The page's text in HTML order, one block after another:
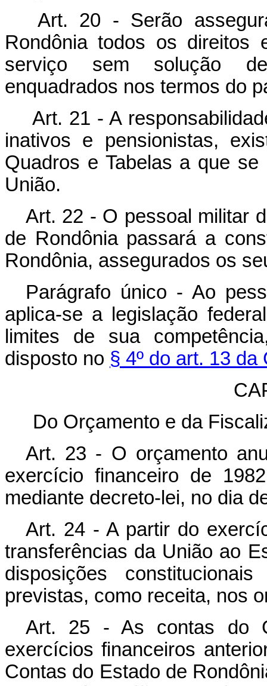
Art. 20 - Serão
Rondônia todos os direitos
serviço sem solução
enquadrados nos termos do
Art. 21 - A
inativos e pensionistas,
Quadros e Tabelas a que
União.
Art. 22 - O pessoal militar
de Rondônia passará a
Rondônia, assegurados os
Parágrafo único - Ao
aplica-se a legislação
limites de sua
disposto no § 4º do art. 13
Do Orçamento e da
Art. 23 - O orçamento
exercício financeiro de
mediante decreto-lei, no dia
Art. 24 - A partir do
transferências da União ao
disposições
previstas, como receita, nos
Art. 25 - As contas do
exercícios financeiros
Contas do Estado de